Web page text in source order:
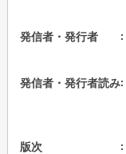
発信者・発行者
発信者・発行者読み
版次